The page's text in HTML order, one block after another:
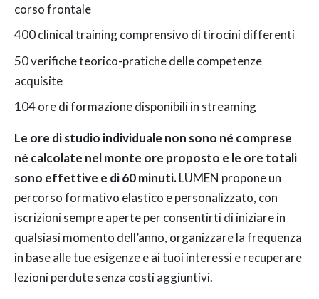
corso frontale
400 clinical training comprensivo di tirocini differenti
50 verifiche teorico-pratiche delle competenze
acquisite
104 ore di formazione disponibili in streaming
Le ore di studio individuale non sono né comprese
né calcolate nel monte ore proposto e le ore totali
sono effettive e di 60 minuti.LUMEN propone un
percorso formativo elastico e personalizzato, con
iscrizioni sempre aperte per consentirti di iniziare in
qualsiasi momento dell’anno, organizzare la frequenza
in base alle tue esigenze e ai tuoi interessi e recuperare
lezioni perdute senza costi aggiuntivi.